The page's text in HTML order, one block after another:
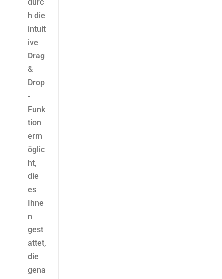
durc
h die
intuit
ive
Drag
&
Drop
-
Funk
tion
erm
öglic
ht,
die
es
Ihne
n
gest
attet,
die
gena